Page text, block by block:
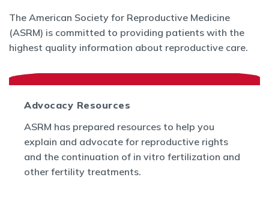
The American Society for Reproductive Medicine
(ASRM) is committed to providing patients with the
highest quality information about reproductive care.
Advocacy Resources
ASRM has prepared resources to help you
explain and advocate for reproductive rights
and the continuation of in vitro fertilization and
other fertility treatments.